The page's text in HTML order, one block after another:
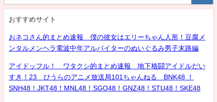
おすすめサイト
おネコさん的まとめ速報 僕の彼女はエリーちゃん人形！豆腐メ
ンタルメンヘラ電波中年アルバイターのぬいぐるみ男子末路編
アイドッフル！ ワタクシ的まとめ速報 地下格闘アイドルだい
すき！23 ひうらのアニメ放送局101ちゃんねる BNK48 ！
SNH48！JKT48！MNL48！SGO48！GNZ48！STU48！SKE48